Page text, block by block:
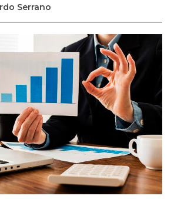
Case
of the most noteworthy news from all
any subscription plan, you get access
that let you stay ahead of the curve.
Serrano